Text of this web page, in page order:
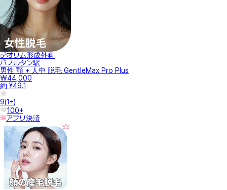
デオリム形成外科
パノルタン駅
男性 顎 + 人中 脱毛 GentleMax Pro Plus
₩44,000
約 ¥49.1
9(1+)
100+
アプリ決済